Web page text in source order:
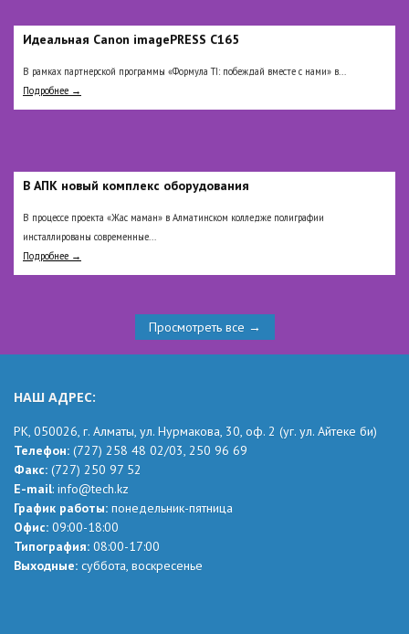
Идеальная Сanon imagePRESS C165
В рамках партнерской программы «Формула TI: побеждай вместе с нами» в...
Подробнее →
В АПК новый комплекс оборудования
В процессе проекта «Жас маман» в Алматинском колледже полиграфии
инсталлированы современные...
Подробнее →
Просмотреть все →
НАШ АДРЕС:
РК, 050026, г. Алматы, ул. Нурмакова, 30, оф. 2 (уг. ул. Айтеке би)
Телефон: (727) 258 48 02/03, 250 96 69
Факс: (727) 250 97 52
Е-mail: info@tech.kz
График работы: понедельник-пятница
Офис: 09:00-18:00
Типография: 08:00-17:00
Выходные: суббота, воскресенье